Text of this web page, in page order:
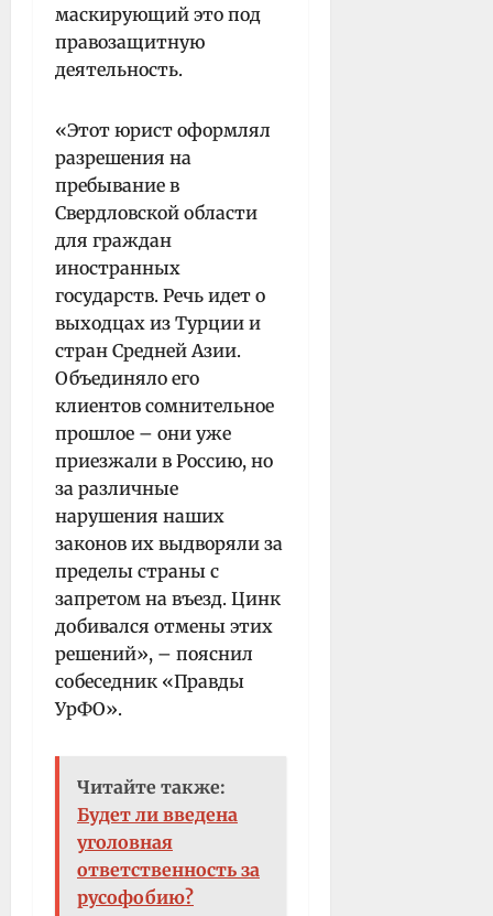
маскирующий это под
правозащитную
деятельность.
«Этот юрист оформлял
разрешения на
пребывание в
Свердловской области
для граждан
иностранных
государств. Речь идет о
выходцах из Турции и
стран Средней Азии.
Объединяло его
клиентов сомнительное
прошлое – они уже
приезжали в Россию, но
за различные
нарушения наших
законов их выдворяли за
пределы страны с
запретом на въезд. Цинк
добивался отмены этих
решений», – пояснил
собеседник «Правды
УрФО».
Читайте также:
Будет ли введена
уголовная
ответственность за
русофобию?